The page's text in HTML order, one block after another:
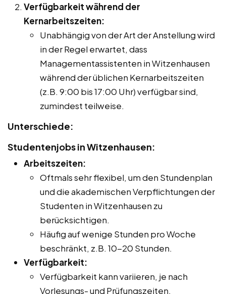
Verfügbarkeit während der
Kernarbeitszeiten:
Unabhängig von der Art der Anstellung wird
in der Regel erwartet, dass
Managementassistenten in Witzenhausen
während der üblichen Kernarbeitszeiten
(z.B. 9:00 bis 17:00 Uhr) verfügbar sind,
zumindest teilweise.
Unterschiede:
Studentenjobs in Witzenhausen:
Arbeitszeiten:
Oftmals sehr flexibel, um den Stundenplan
und die akademischen Verpflichtungen der
Studenten in Witzenhausen zu
berücksichtigen.
Häufig auf wenige Stunden pro Woche
beschränkt, z.B. 10-20 Stunden.
Verfügbarkeit:
Verfügbarkeit kann variieren, je nach
Vorlesungs- und Prüfungszeiten.